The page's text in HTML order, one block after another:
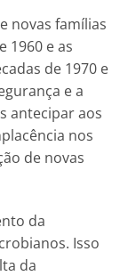
novas famílias
1960 e as
de 1970 e
e a
antecipar aos
nos
de novas
da
Isso
da